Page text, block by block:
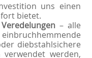
uns einen
bietet.
– alle
diebstahlsichere
werden,